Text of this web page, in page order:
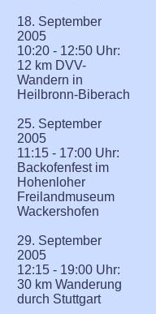
18. September
2005
10:20 - 12:50 Uhr:
12 km DVV-
Wandern in
Heilbronn-Biberach
25. September
2005
11:15 - 17:00 Uhr:
Backofenfest im
Hohenloher
Freilandmuseum
Wackershofen
29. September
2005
12:15 - 19:00 Uhr:
30 km Wanderung
durch Stuttgart